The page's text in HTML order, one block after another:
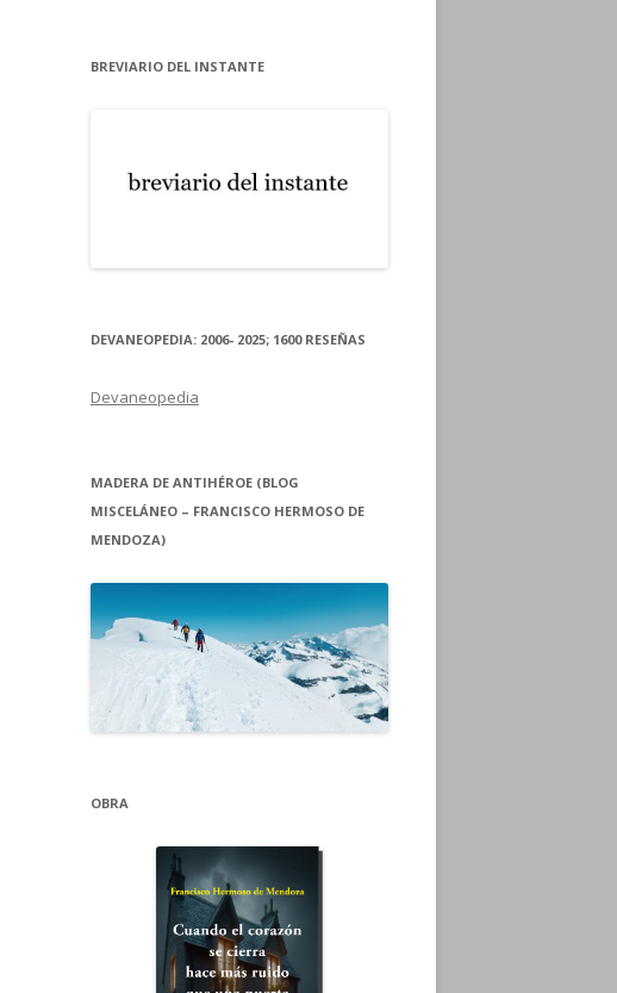
BREVIARIO DEL INSTANTE
DEVANEOPEDIA: 2006- 2025; 1600 RESEÑAS
Devaneopedia
MADERA DE ANTIHÉROE (BLOG
MISCELÁNEO – FRANCISCO HERMOSO DE
MENDOZA)
OBRA